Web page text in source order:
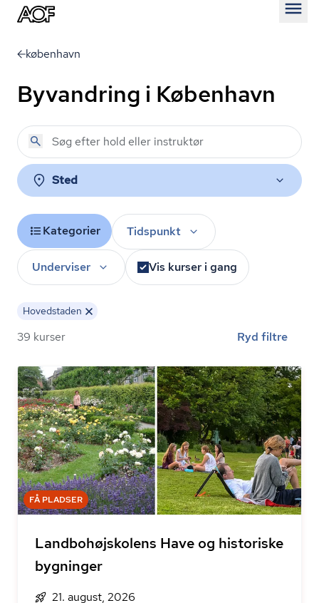
københavn
Byvandring i København
Sted
Kategorier Tidspunkt
Underviser Vis kurser i gang
Hovedstaden
39 kurser Ryd filtre
FÅ PLADSER
Landbohøjskolens Have og historiske
bygninger
21. august, 2026